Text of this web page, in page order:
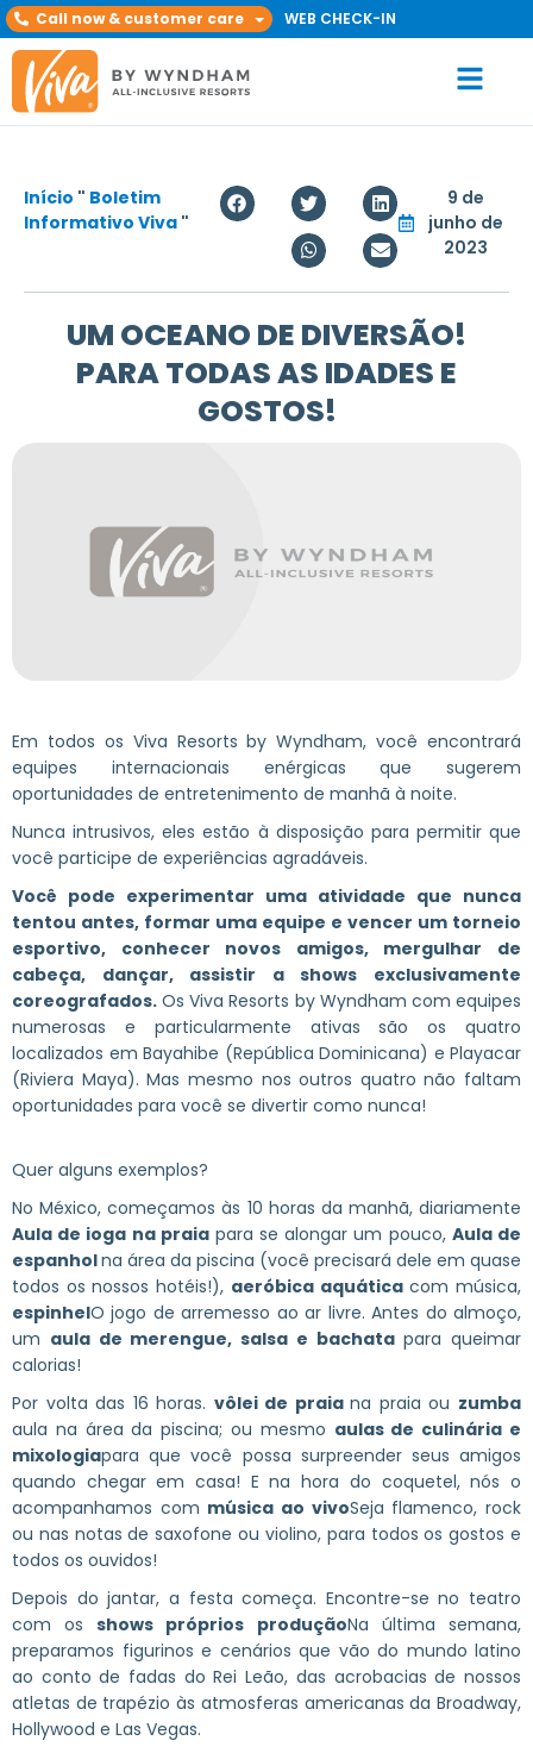
Call now & customer care WEB CHECK-IN
Início " Boletim
Informativo Viva "
9 de
junho de
2023
UM OCEANO DE DIVERSÃO!
PARA TODAS AS IDADES E
GOSTOS!
Em todos os Viva Resorts by Wyndham, você encontrará
equipes internacionais enérgicas que sugerem
oportunidades de entretenimento de manhã à noite.
Nunca intrusivos, eles estão à disposição para permitir que
você participe de experiências agradáveis.
Você pode experimentar uma atividade que nunca
tentou antes, formar uma equipe e vencer um torneio
esportivo, conhecer novos amigos, mergulhar de
cabeça, dançar, assistir a shows exclusivamente
coreografados. Os Viva Resorts by Wyndham com equipes
numerosas e particularmente ativas são os quatro
localizados em Bayahibe (República Dominicana) e Playacar
(Riviera Maya). Mas mesmo nos outros quatro não faltam
oportunidades para você se divertir como nunca!
Quer alguns exemplos?
No México, começamos às 10 horas da manhã, diariamente
Aula de ioga na praiapara se alongar um pouco, Aula de
espanholna área da piscina (você precisará dele em quase
todos os nossos hotéis!), aeróbica aquáticacom música,
espinhelO jogo de arremesso ao ar livre. Antes do almoço,
um aula de merengue, salsa e bachatapara queimar
calorias!
Por volta das 16 horas. vôlei de praiana praia ou zumba
aula na área da piscina; ou mesmo aulas de culinária e
mixologiapara que você possa surpreender seus amigos
quando chegar em casa! E na hora do coquetel, nós o
acompanhamos com música ao vivoSeja flamenco, rock
ou nas notas de saxofone ou violino, para todos os gostos e
todos os ouvidos!
Depois do jantar, a festa começa. Encontre-se no teatro
com os shows próprios produçãoNa última semana,
preparamos figurinos e cenários que vão do mundo latino
ao conto de fadas do Rei Leão, das acrobacias de nossos
atletas de trapézio às atmosferas americanas da Broadway,
Hollywood e Las Vegas.